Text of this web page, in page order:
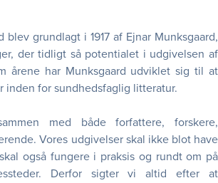
blev grundlagt i 1917 af Ejnar Munksgaard,
der tidligt så potentialet i udgivelsen af
årene har Munksgaard udviklet sig til at
inden for sundhedsfaglig litteratur.
med både forfattere, forskere,
Vores udgivelser skal ikke blot have
også fungere i praksis og rundt om på
Derfor sigter vi altid efter at